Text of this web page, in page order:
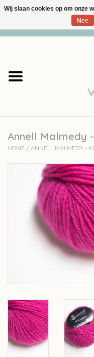
Garens
Accessoires
Cadeaubon
Over wolder
Annell Malmedy
HOME / ANNELL MALMEDY -
Wij slaan cookies op om onze
Nee